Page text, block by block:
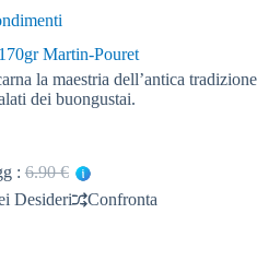
Martin-Pouret
la maestria dell’antica
dei buongustai.
: 6.90 €
Desideri
Confronta